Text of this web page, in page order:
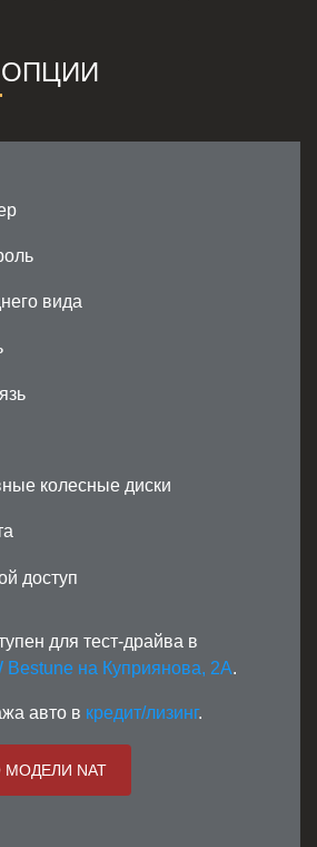
вида
колесные диски
доступ
для тест-драйва в
Bestune на Куприянова, 2А.
авто в кредит/лизинг.
NAT